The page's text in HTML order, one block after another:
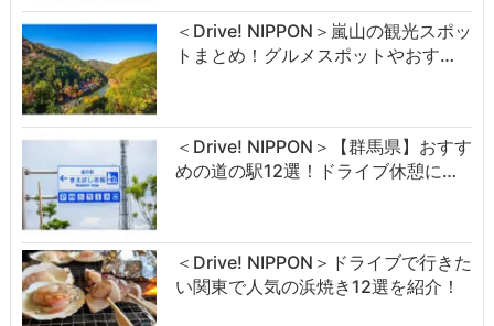
＜Drive! NIPPON＞嵐山の観光スポッ
トまとめ！グルメスポットやおす…
＜Drive! NIPPON＞【群馬県】おすす
めの道の駅12選！ドライブ休憩に…
＜Drive! NIPPON＞ドライブで行きた
い関東で人気の浜焼き12選を紹介！